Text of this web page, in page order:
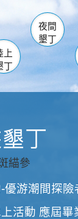
中心 森林遊樂區
墾管處遊客中心
社頂公園
船帆石香蕉灣
砂
鵝鑾
上
丁
夜間
墾丁
優游潮間探險
動 應屆畢業生